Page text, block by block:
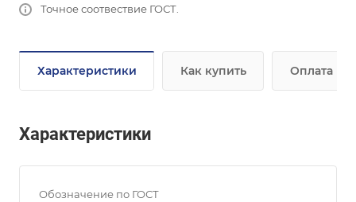
Точное соотвествие ГОСТ.
Характеристики Как купить Оплата
Характеристики
Обозначение по ГОСТ